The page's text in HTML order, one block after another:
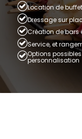
Location de
Dressage sur
Création de bars
Service, et
Options
personnalisation